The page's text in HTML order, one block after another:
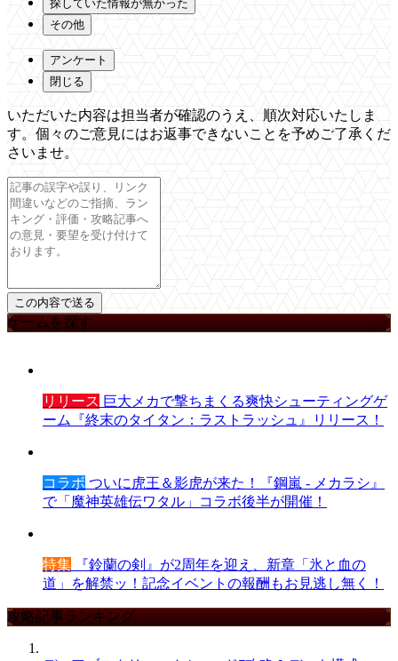
探していた情報が無かった
その他
アンケート
閉じる
いただいた内容は担当者が確認のうえ、順次対応いたしま
す。個々のご意見にはお返事できないことを予めご了承くだ
さいませ。
ゲームを探す
リリース 巨大メカで撃ちまくる爽快シューティングゲ
ーム『終末のタイタン：ラストラッシュ』リリース！
コラボ ついに虎王＆影虎が来た！『鋼嵐 - メカラシ』
で「魔神英雄伝ワタル」コラボ後半が開催！
特集 『鈴蘭の剣』が2周年を迎え、新章「氷と血の
道」を解禁ッ！記念イベントの報酬もお見逃し無く！
攻略記事ランキング